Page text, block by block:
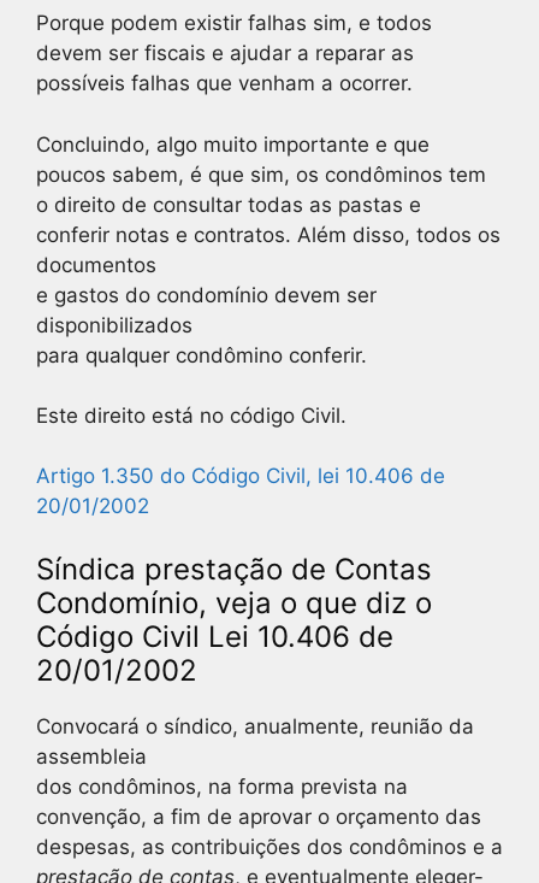
Porque podem existir falhas sim, e todos
devem ser fiscais e ajudar a reparar as
possíveis falhas que venham a ocorrer.
Concluindo, algo muito importante e que
poucos sabem, é que sim, os condôminos tem
o direito de consultar todas as pastas e
conferir notas e contratos. Além disso, todos os
documentos
e gastos do condomínio devem ser
disponibilizados
para qualquer condômino conferir.
Este direito está no código Civil.
Artigo 1.350 do Código Civil, lei 10.406 de
20/01/2002
Síndica prestação de Contas
Condomínio, veja o que diz o
Código Civil Lei 10.406 de
20/01/2002
Convocará o síndico, anualmente, reunião da
assembleia
dos condôminos, na forma prevista na
convenção, a fim de aprovar o orçamento das
despesas, as contribuições dos condôminos e a
prestação de contas, e eventualmente eleger-